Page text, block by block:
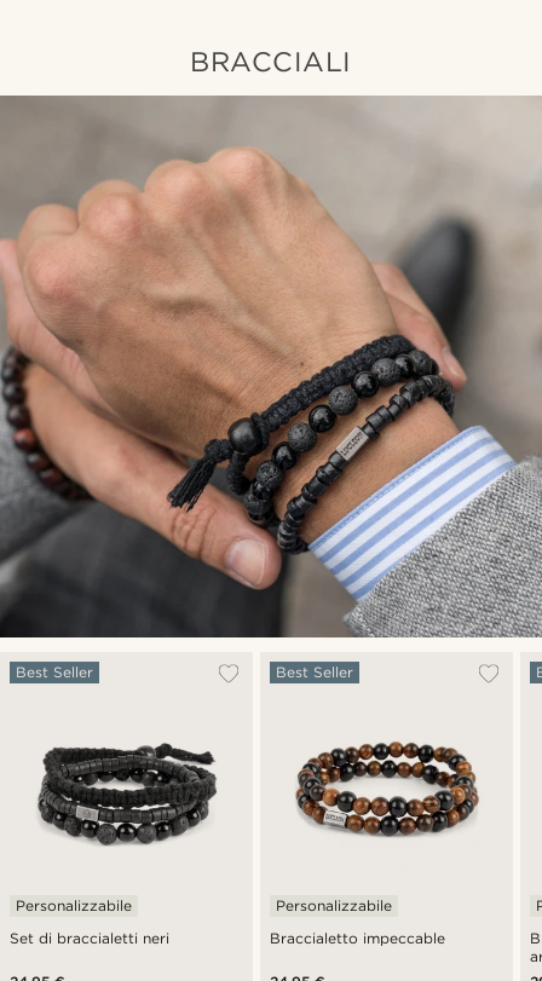
BRACCIALI
Set di braccialetti neri
Best Seller
Personalizzabile
Braccialetto impeccable
Best Seller
Personalizzabile